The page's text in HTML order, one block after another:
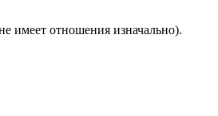
имеет отношения изначально).